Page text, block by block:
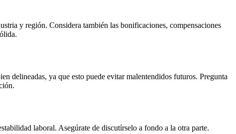
y región. Considera también las bonificaciones, compensaciones
delineadas, ya que esto puede evitar malentendidos futuros. Pregunta
laboral. Asegúrate de discutírselo a fondo a la otra parte.